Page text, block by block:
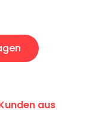
aus